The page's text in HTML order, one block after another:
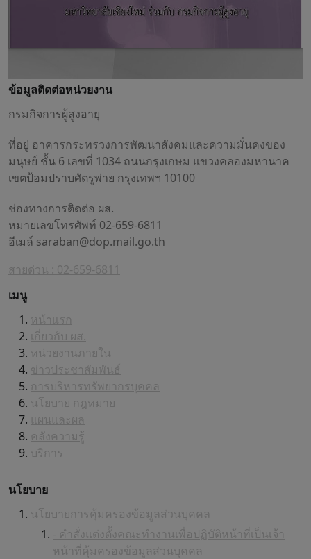
ข้อมูลติดต่อหน่วยงาน
กรมกิจการผู้สูงอายุ
ที่อยู่ อาคารกระทรวงการพัฒนาสังคมและความมั่นคงของ
มนุษย์ ชั้น 6 เลขที่ 1034 ถนนกรุงเกษม แขวงคลองมหานาค
เขตป้อมปราบศัตรูพ่าย กรุงเทพฯ 10100
ช่องทางการติดต่อ ผส.
หมายเลขโทรศัพท์ 02-659-6811
อีเมล์ saraban@dop.mail.go.th
สายด่วน : 02-659-6811
เมนู
หน้าแรก
เกี่ยวกับ ผส.
หน่วยงานภายใน
ข่าวประชาสัมพันธ์
การบริหารทรัพยากรบุคคล
นโยบาย กฎหมาย
แผนและผล
คลังความรู้
บริการ
นโยบาย
นโยบายการคุ้มครองข้อมูลส่วนบุคคล
- คำสั่งแต่งตั้งคณะทำงานเพื่อปฏิบัติหน้าที่เป็นเจ้า
หน้าที่คุ้มครองข้อมูลส่วนบุคคล